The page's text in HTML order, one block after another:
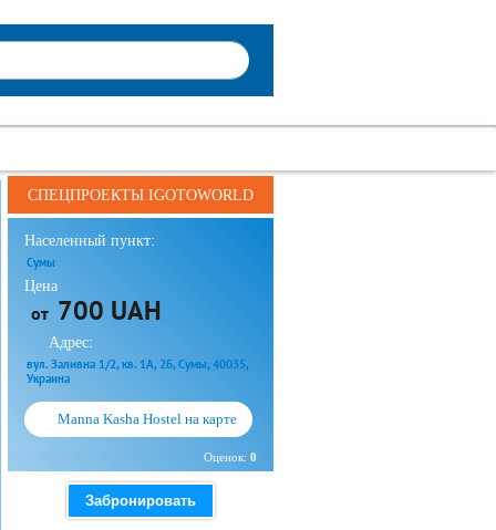
СПЕЦПРОЕКТЫ IGOTOWORLD
Населенный пункт:
Сумы
Цена
от 700 UAH
Адрес:
вул. Заливна 1/2, кв. 1А, 2Б, Сумы, 40035,
Украина
Manna Kasha Hostel на карте
Оценок: 0
Забронировать